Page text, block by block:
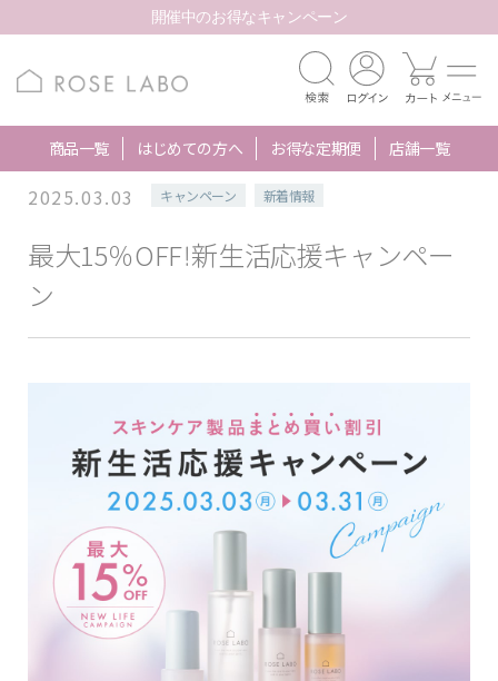
開催中のお得なキャンペーン
商品一覧 はじめての方へ お得な定期便 店舗一覧
2025.03.03 キャンペーン 新着情報
最大15％OFF！新生活応援キャンペー
ン